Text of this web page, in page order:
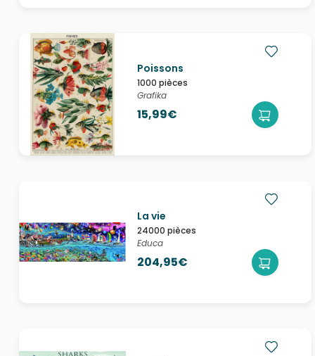
Poissons
1000 pièces
Grafika
15,99€
La vie
24000 pièces
Educa
204,95€